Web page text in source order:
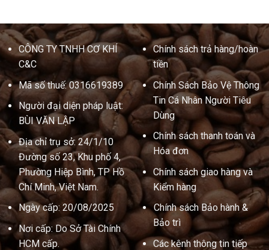
CÔNG TY TNHH CƠ KHÍ
C&C
Mã số thuế: 0316619389
Người đại diện pháp luật:
BÙI VĂN LẬP
Địa chỉ trụ sở: 24/1/10
Đường số 23, Khu phố 4,
Phường Hiệp Bình, TP Hồ
Chí Minh, Việt Nam.
Ngày cấp: 20/08/2025
Nơi cấp: Do Sở Tài Chính
HCM cấp.
Chính sách trả hàng/hoàn
tiền
Chính Sách Bảo Vệ Thông
Tin Cá Nhân Người Tiêu
Dùng
Chính sách thanh toán và
Hóa đơn
Chính sách giao hàng và
Kiểm hàng
Chính sách Bảo hành &
Bảo trì
Các kênh thông tin tiếp